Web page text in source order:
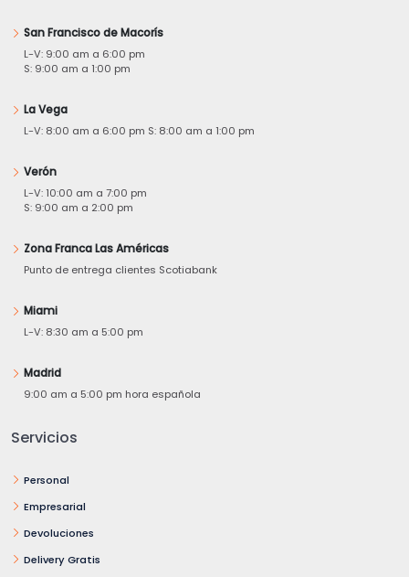
San Francisco de Macorís
L-V: 9:00 am a 6:00 pm
S: 9:00 am a 1:00 pm
La Vega
L-V: 8:00 am a 6:00 pm S: 8:00 am a 1:00 pm
Verón
L-V: 10:00 am a 7:00 pm
S: 9:00 am a 2:00 pm
Zona Franca Las Américas
Punto de entrega clientes Scotiabank
Miami
L-V: 8:30 am a 5:00 pm
Madrid
9:00 am a 5:00 pm hora española
Servicios
Personal
Empresarial
Devoluciones
Delivery Gratis